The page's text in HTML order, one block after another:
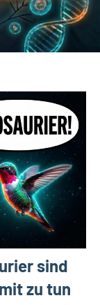
sind
zu tun